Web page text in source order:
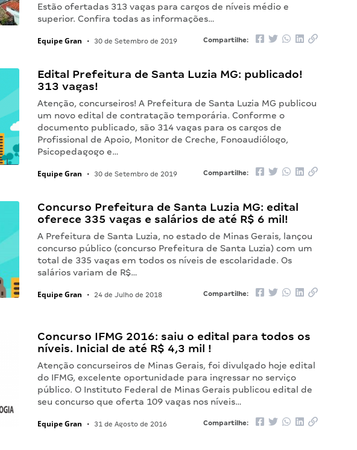
Estão ofertadas 313 vagas para cargos de níveis médio e
superior. Confira todas as informações…
Equipe Gran • 30 de Setembro de 2019 Compartilhe:
Edital Prefeitura de Santa Luzia MG: publicado!
313 vagas!
Atenção, concurseiros! A Prefeitura de Santa Luzia MG publicou
um novo edital de contratação temporária. Conforme o
documento publicado, são 314 vagas para os cargos de
Profissional de Apoio, Monitor de Creche, Fonoaudiólogo,
Psicopedagogo e…
Equipe Gran • 30 de Setembro de 2019 Compartilhe:
Concurso Prefeitura de Santa Luzia MG: edital
oferece 335 vagas e salários de até R$ 6 mil!
A Prefeitura de Santa Luzia, no estado de Minas Gerais, lançou
concurso público (concurso Prefeitura de Santa Luzia) com um
total de 335 vagas em todos os níveis de escolaridade. Os
salários variam de R$…
Equipe Gran • 24 de Julho de 2018 Compartilhe:
Concurso IFMG 2016: saiu o edital para todos os
níveis. Inicial de até R$ 4,3 mil !
Atenção concurseiros de Minas Gerais, foi divulgado hoje edital
do IFMG, excelente oportunidade para ingressar no serviço
público. O Instituto Federal de Minas Gerais publicou edital de
seu concurso que oferta 109 vagas nos níveis…
Equipe Gran • 31 de Agosto de 2016 Compartilhe: